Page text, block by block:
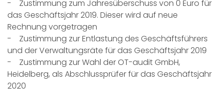
- Zustimmung zum Jahresüberschuss von 0 Euro für
das Geschäftsjahr 2019. Dieser wird auf neue
Rechnung vorgetragen
- Zustimmung zur Entlastung des Geschäftsführers
und der Verwaltungsräte für das Geschäftsjahr 2019
- Zustimmung zur Wahl der OT-audit GmbH,
Heidelberg, als Abschlussprüfer für das Geschäftsjahr
2020